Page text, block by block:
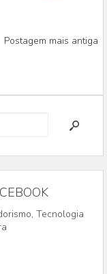
Postagem mais antiga
Tecnologia